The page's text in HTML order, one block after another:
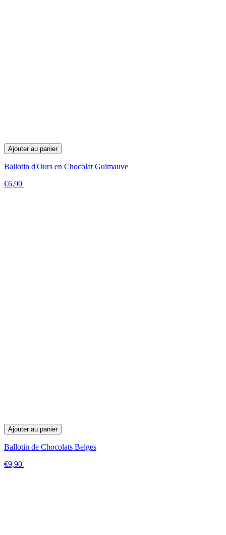
Ajouter au panier
Ballotin d'Ours en Chocolat Guimauve
€6,90
Ajouter au panier
Ballotin de Chocolats Belges
€9,90